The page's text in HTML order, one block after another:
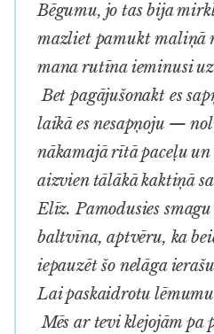
Bēgumu, jo tas bija
mazliet pamukt maliņā
mana rutīna ieminusi
Bet pagājušonakt es
laikā es nesapņoju —
nākamajā rītā paceļu un
aizvien tālākā kaktiņā
Elīz. Pamodusies
baltvīna, aptvēru, ka
iepauzēt šo nelāga
Lai paskaidrotu
Mēs ar tevi klejojām pa